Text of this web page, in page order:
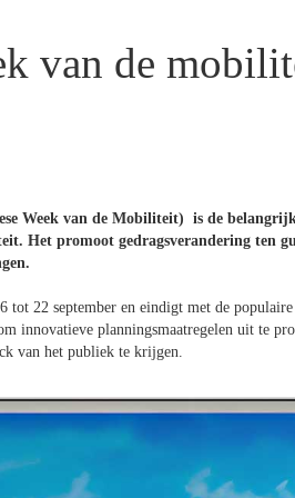
van de
Week van de Mobiliteit) is de
Het promoot gedragsverandering ten
tot 22 september en eindigt met de
innovatieve planningsmaatregelen uit te
van het publiek te krijgen.